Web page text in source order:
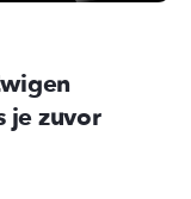
je zuvor